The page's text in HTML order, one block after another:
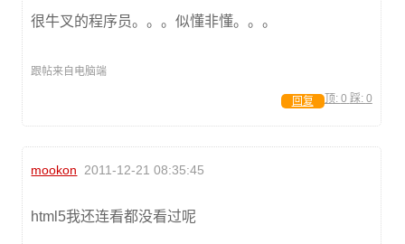
很牛叉的程序员。。。似懂非懂。。。
跟帖来自电脑端
顶: 0 踩: 0
回复
mookon 2011-12-21 08:35:45
html5我还连看都没看过呢